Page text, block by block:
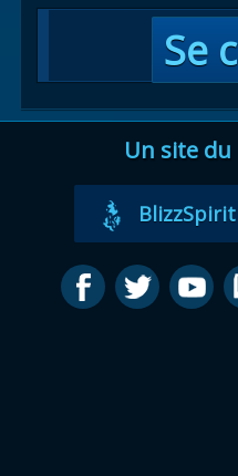
Se
Un site du
BlizzSpirit